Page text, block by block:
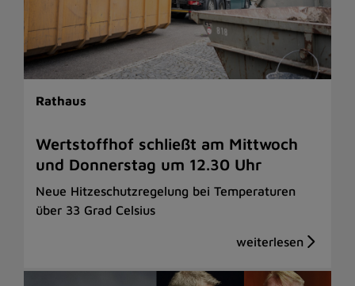
Rathaus
Wertstoffhof schließt am Mittwoch
und Donnerstag um 12.30 Uhr
Neue Hitzeschutzregelung bei Temperaturen
über 33 Grad Celsius